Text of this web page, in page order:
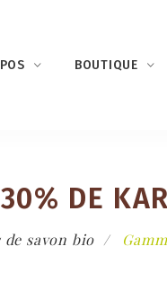
BOUTIQUE
DE
de savon bio